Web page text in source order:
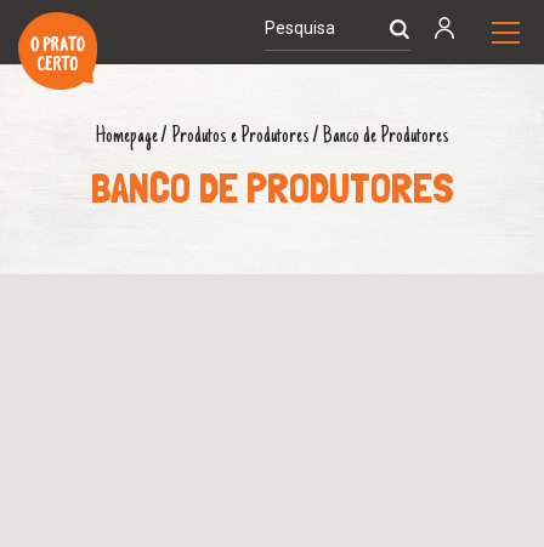
Homepage/ Produtos e Produtores/ Banco de Produtores
BANCO DE PRODUTORES